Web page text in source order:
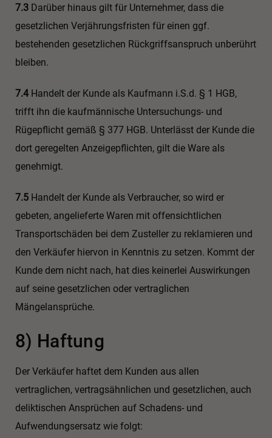
7.3 Darüber hinaus gilt für Unternehmer, dass die
gesetzlichen Verjährungsfristen für einen ggf.
bestehenden gesetzlichen Rückgriffsanspruch unberührt
bleiben.
7.4Handelt der Kunde als Kaufmann i.S.d. § 1 HGB,
trifft ihn die kaufmännische Untersuchungs- und
Rügepflicht gemäß § 377 HGB. Unterlässt der Kunde die
dort geregelten Anzeigepflichten, gilt die Ware als
genehmigt.
7.5 Handelt der Kunde als Verbraucher, so wird er
gebeten, angelieferte Waren mit offensichtlichen
Transportschäden bei dem Zusteller zu reklamieren und
den Verkäufer hiervon in Kenntnis zu setzen. Kommt der
Kunde dem nicht nach, hat dies keinerlei Auswirkungen
auf seine gesetzlichen oder vertraglichen
Mängelansprüche.
8) Haftung
Der Verkäufer haftet dem Kunden aus allen
vertraglichen, vertragsähnlichen und gesetzlichen, auch
deliktischen Ansprüchen auf Schadens- und
Aufwendungsersatz wie folgt: